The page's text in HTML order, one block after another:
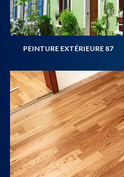
PEINTURE EXTÉRIEURE 87